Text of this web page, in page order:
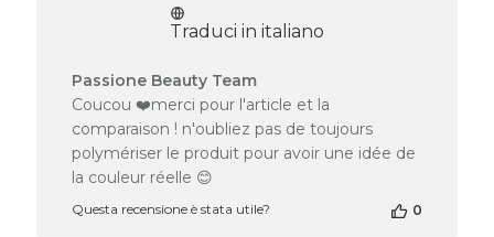
pubblicazione
Traduci in italiano
Commenti
del
proprietario
del
negozio
recensione
Passione Beauty Team
Coucou ❤️merci pour l'article et la
comparaison ! n'oubliez pas de toujours
polymériser le produit pour avoir une idée de
la couleur réelle 😊
Questa recensione è stata utile? 0